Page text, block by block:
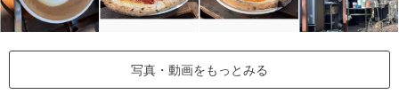
写真・動画をもっとみる